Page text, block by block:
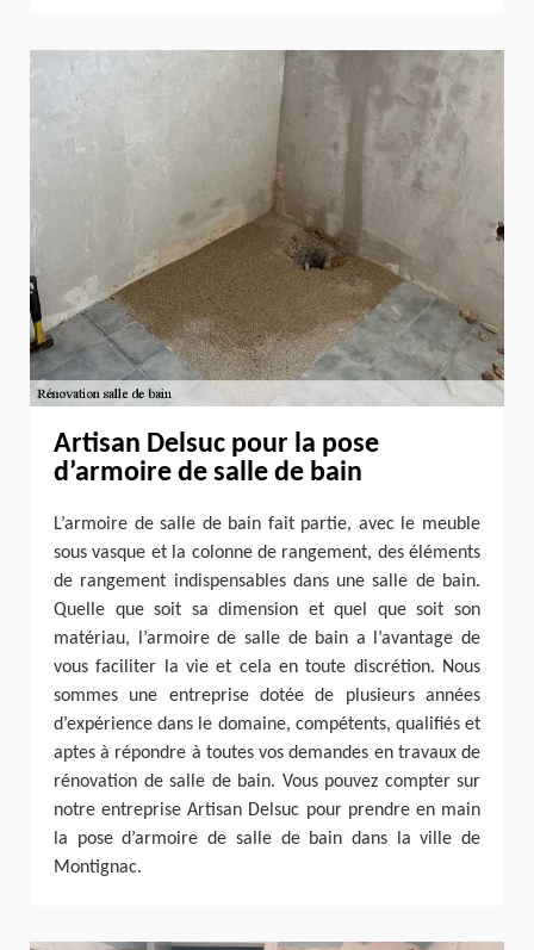
Artisan Delsuc pour la pose
d’armoire de salle de bain
L’armoire de salle de bain fait partie, avec le meuble
sous vasque et la colonne de rangement, des éléments
de rangement indispensables dans une salle de bain.
Quelle que soit sa dimension et quel que soit son
matériau, l’armoire de salle de bain a l’avantage de
vous faciliter la vie et cela en toute discrétion. Nous
sommes une entreprise dotée de plusieurs années
d’expérience dans le domaine, compétents, qualifiés et
aptes à répondre à toutes vos demandes en travaux de
rénovation de salle de bain. Vous pouvez compter sur
notre entreprise Artisan Delsuc pour prendre en main
la pose d’armoire de salle de bain dans la ville de
Montignac.